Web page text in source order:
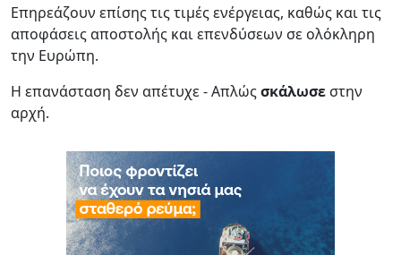
Επηρεάζουν επίσης τις τιμές ενέργειας, καθώς και τις
αποφάσεις αποστολής και επενδύσεων σε ολόκληρη
την Ευρώπη.
Η επανάσταση δεν απέτυχε - Απλώςσκάλωσε στην
αρχή.